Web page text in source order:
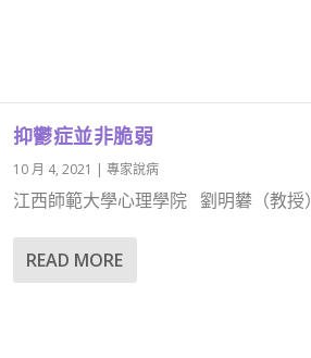
抑鬱症並非脆弱
10 月 4, 2021 | 專家說病
江西師範大學心理學院 劉明礬（教授
READ MORE